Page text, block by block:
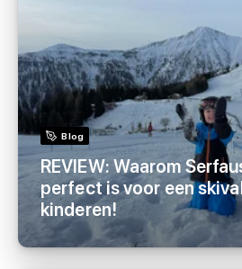
Blog
REVIEW: Waarom
perfect is voor een
kinderen!